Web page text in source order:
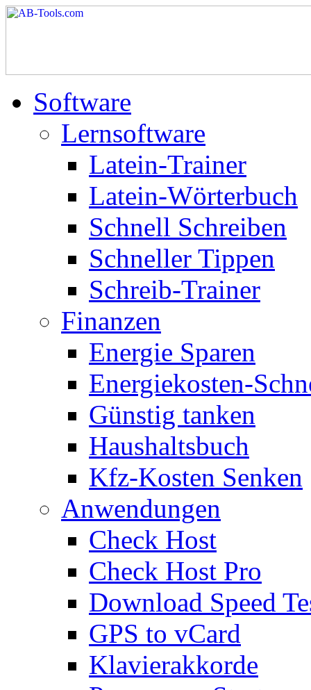
Software
Lernsoftware
Latein-Trainer
Latein-Wörterbuch
Schnell Schreiben
Schneller Tippen
Schreib-Trainer
Finanzen
Energie Sparen
Energiekosten-
Günstig tanken
Haushaltsbuch
Kfz-Kosten Senken
Anwendungen
Check Host
Check Host Pro
Download Speed
GPS to vCard
Klavierakkorde